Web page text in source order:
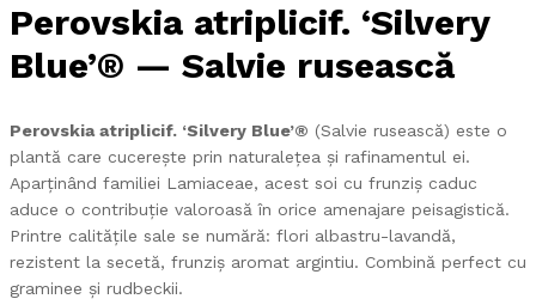
Perovskia atriplicif. ‘Silvery
Blue’® — Salvie rusească
Perovskia atriplicif. ‘Silvery Blue’® (Salvie rusească) este o
plantă care cucerește prin naturalețea și rafinamentul ei.
Aparținând familiei Lamiaceae, acest soi cu frunziș caduc
aduce o contribuție valoroasă în orice amenajare peisagistică.
Printre calitățile sale se numără: flori albastru-lavandă,
rezistent la secetă, frunziș aromat argintiu. Combină perfect cu
graminee și rudbeckii.